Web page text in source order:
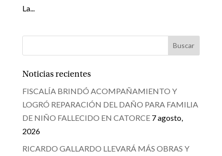
La...
Noticias recientes
FISCALÍA BRINDÓ ACOMPAÑAMIENTO Y
LOGRÓ REPARACIÓN DEL DAÑO PARA FAMILIA
DE NIÑO FALLECIDO EN CATORCE 7 agosto,
2026
RICARDO GALLARDO LLEVARÁ MÁS OBRAS Y